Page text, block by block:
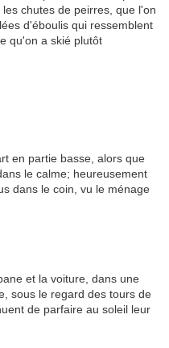
chutes de peirres, que l'on
d'éboulis qui ressemblent
qu'on a skié plutôt
en partie basse, alors que
le calme; heureusement
dans le coin, vu le ménage
et la voiture, dans une
sous le regard des tours de
de parfaire au soleil leur